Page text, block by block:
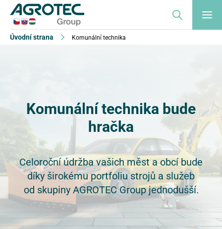
Úvodní strana Komunální technika
Komunální technika bude
hračka
Celoroční údržba vašich měst a obcí bude
díky širokému portfoliu strojů a služeb
od skupiny AGROTEC Group jednodušší.